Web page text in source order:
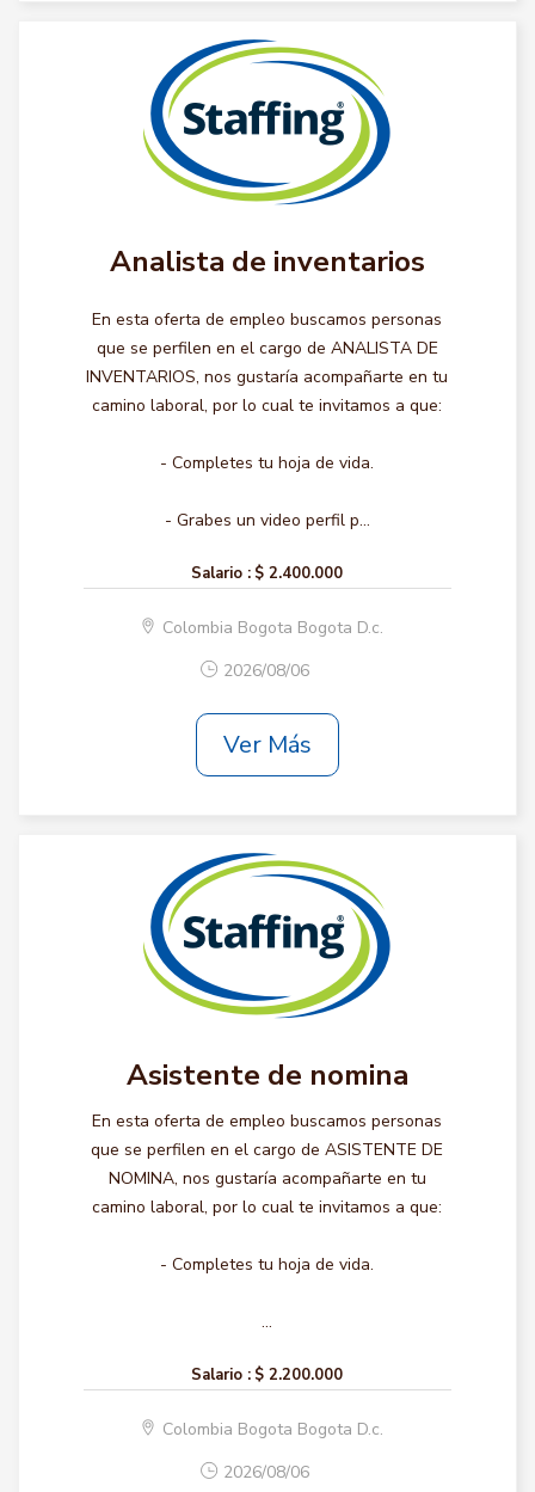
Analista de inventarios
En esta oferta de empleo buscamos personas
que se perfilen en el cargo de ANALISTA DE
INVENTARIOS, nos gustaría acompañarte en tu
camino laboral, por lo cual te invitamos a que:
- Completes tu hoja de vida.
- Grabes un video perfil p...
Salario : $ 2.400.000
Colombia Bogota Bogota D.c.
2026/08/06
Ver Más
Asistente de nomina
En esta oferta de empleo buscamos personas
que se perfilen en el cargo de ASISTENTE DE
NOMINA, nos gustaría acompañarte en tu
camino laboral, por lo cual te invitamos a que:
- Completes tu hoja de vida.
...
Salario : $ 2.200.000
Colombia Bogota Bogota D.c.
2026/08/06